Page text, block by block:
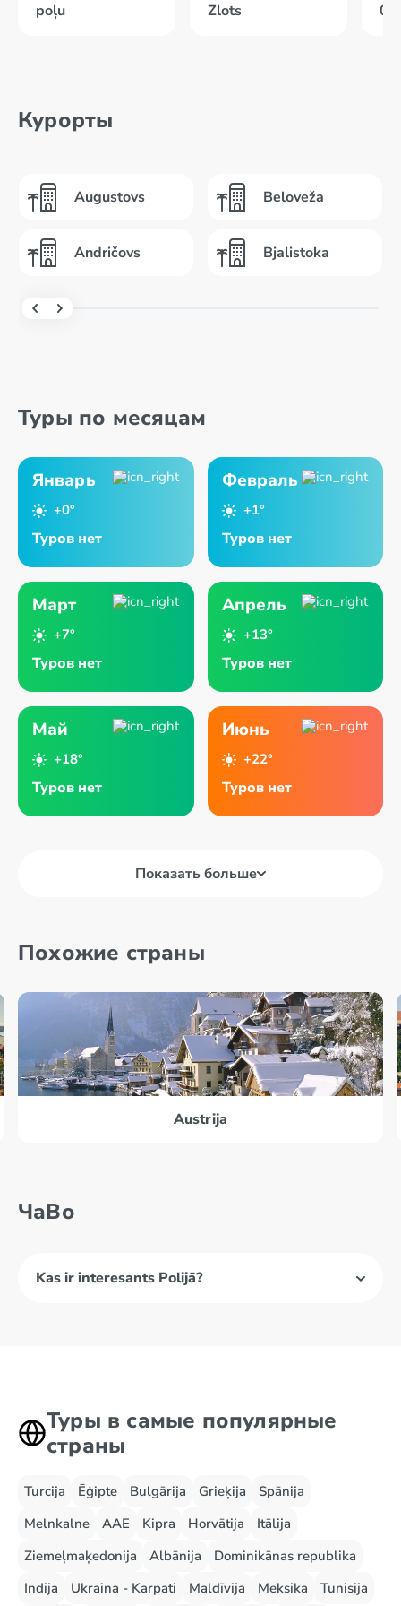
poļu Zlots
Курорты
Augustovs
Andričovs
Beloveža
Bjalistoka
Туры по месяцам
Январь
+0°
Туров нет
Февраль
+1°
Туров нет
Март
+7°
Туров нет
Апрель
+13°
Туров нет
Май
+18°
Туров нет
Июнь
+22°
Туров нет
Показать больше
Похожие страны
Austrija
ЧаВо
Kas ir interesants Polijā?
Туры в самые популярные
страны
Turcija Ēģipte Bulgārija Grieķija
Spānija
Melnkalne
AAE Kipra Horvātija
Itālija
Ziemeļmaķedonija
Albānija
Dominikānas republika
Indija
Ukraina - Karpati Maldīvija Meksika Tunisija